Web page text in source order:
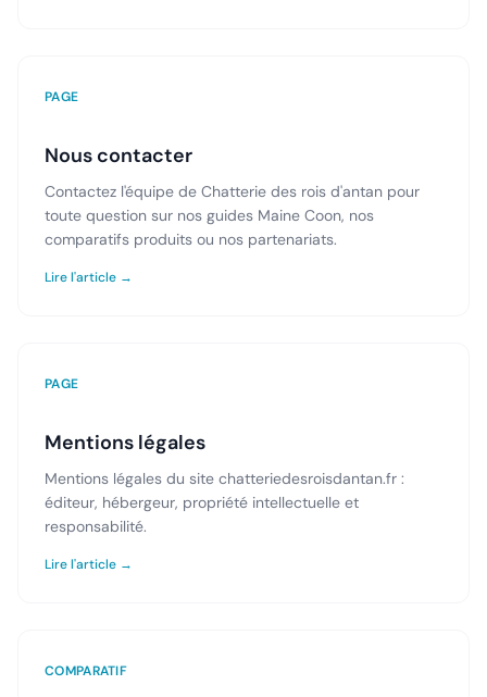
PAGE
Nous contacter
Contactez l'équipe de Chatterie des rois d'antan pour
toute question sur nos guides Maine Coon, nos
comparatifs produits ou nos partenariats.
Lire l'article →
PAGE
Mentions légales
Mentions légales du site chatteriedesroisdantan.fr :
éditeur, hébergeur, propriété intellectuelle et
responsabilité.
Lire l'article →
COMPARATIF